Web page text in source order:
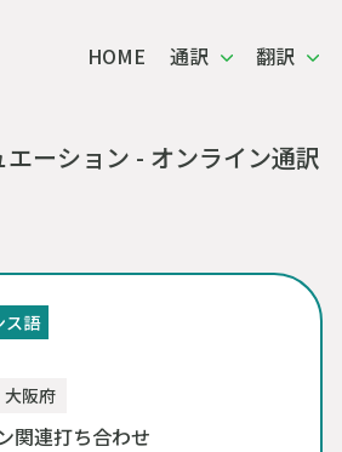
HOME 通訳 翻訳
ーション - オンライン通訳
ス語
大阪府
関連打ち合わせ